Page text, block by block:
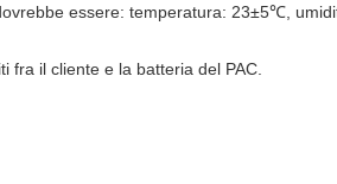
essere: temperatura: 23±5℃,
fra il cliente e la batteria del PAC.